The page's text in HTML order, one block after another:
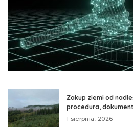
Zakup ziemi od
procedura,
1 sierpnia, 2026